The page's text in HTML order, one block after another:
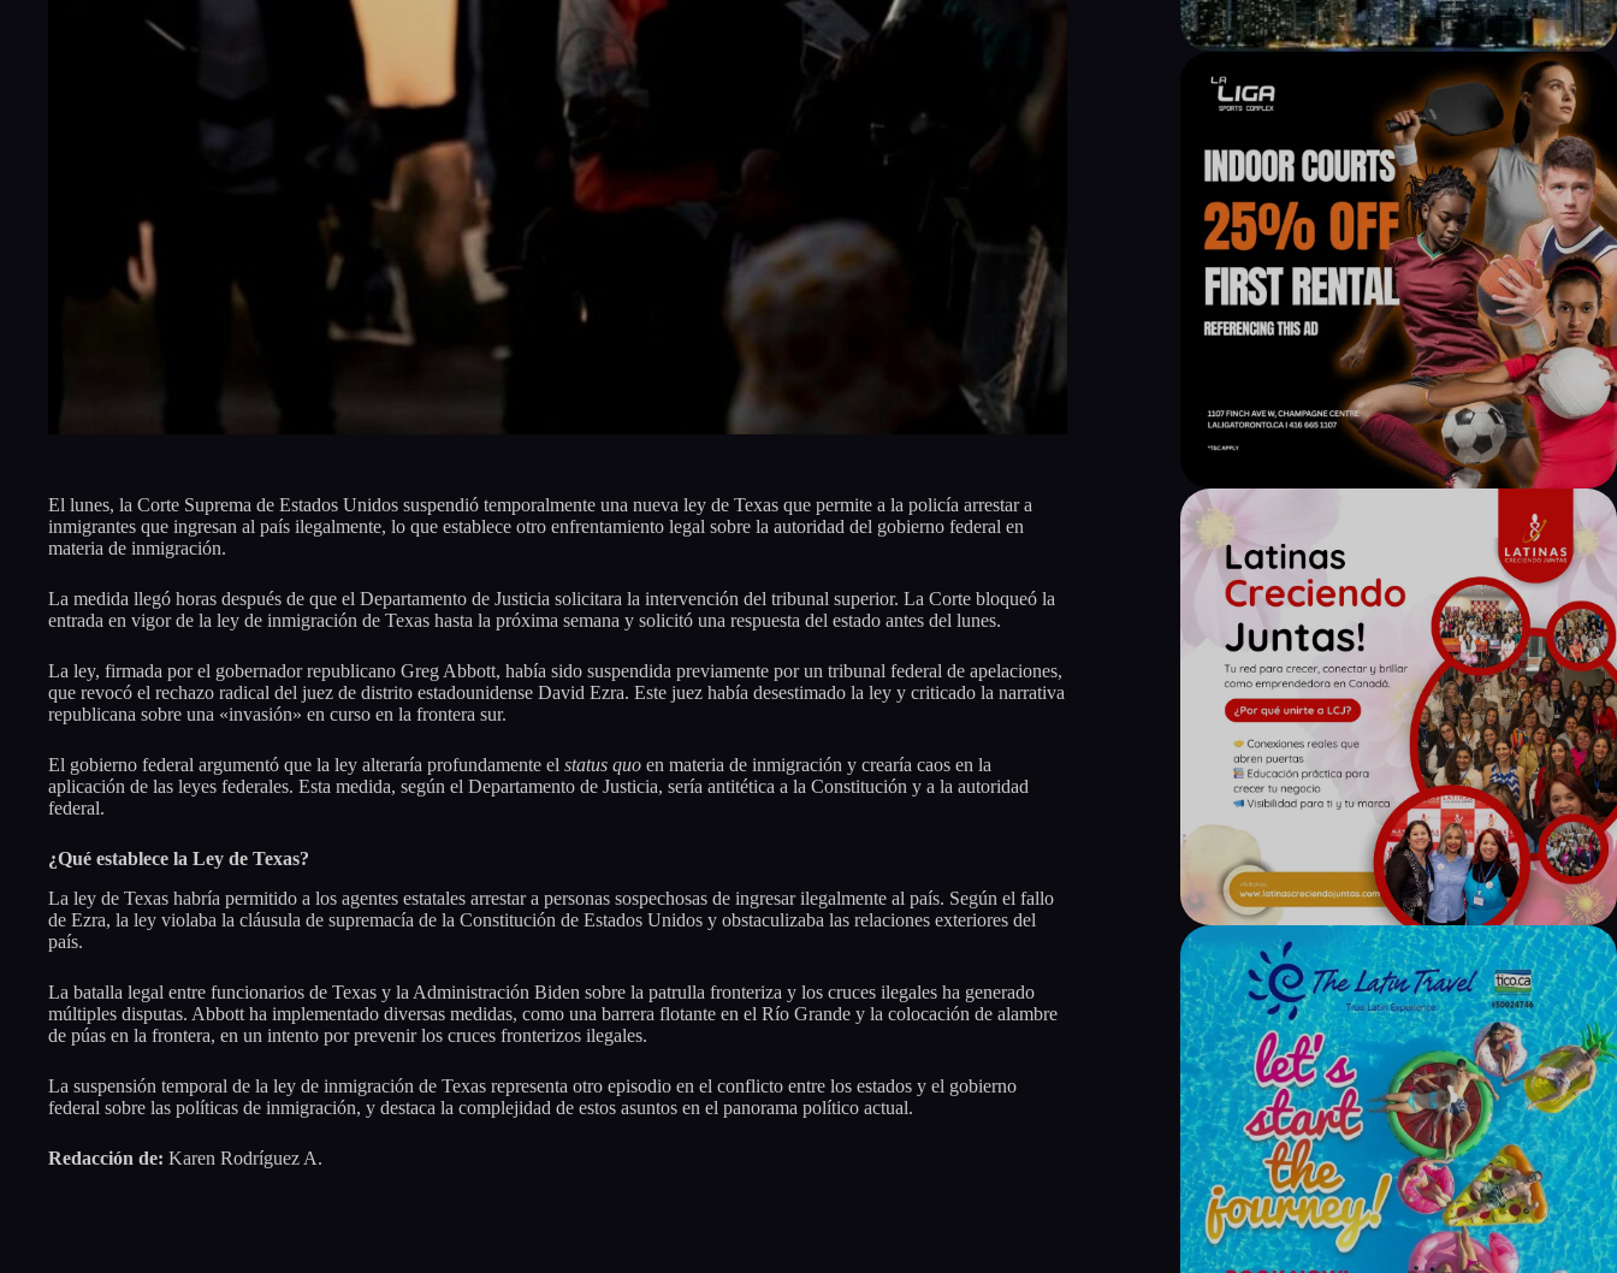
El lunes, la Corte Suprema de Estados Unidos suspendió temporalmente una nueva ley de Texas que permite a la policía arrestar a
inmigrantes que ingresan al país ilegalmente, lo que establece otro enfrentamiento legal sobre la autoridad del gobierno federal en
materia de inmigración.
La medida llegó horas después de que el Departamento de Justicia solicitara la intervención del tribunal superior. La Corte bloqueó la
entrada en vigor de la ley de inmigración de Texas hasta la próxima semana y solicitó una respuesta del estado antes del lunes.
La ley, firmada por el gobernador republicano Greg Abbott, había sido suspendida previamente por un tribunal federal de apelaciones,
que revocó el rechazo radical del juez de distrito estadounidense David Ezra. Este juez había desestimado la ley y criticado la narrativa
republicana sobre una «invasión» en curso en la frontera sur.
El gobierno federal argumentó que la ley alteraría profundamente el status quo en materia de inmigración y crearía caos en la
aplicación de las leyes federales. Esta medida, según el Departamento de Justicia, sería antitética a la Constitución y a la autoridad
federal.
¿Qué establece la Ley de Texas?
La ley de Texas habría permitido a los agentes estatales arrestar a personas sospechosas de ingresar ilegalmente al país. Según el fallo
de Ezra, la ley violaba la cláusula de supremacía de la Constitución de Estados Unidos y obstaculizaba las relaciones exteriores del
país.
La batalla legal entre funcionarios de Texas y la Administración Biden sobre la patrulla fronteriza y los cruces ilegales ha generado
múltiples disputas. Abbott ha implementado diversas medidas, como una barrera flotante en el Río Grande y la colocación de alambre
de púas en la frontera, en un intento por prevenir los cruces fronterizos ilegales.
La suspensión temporal de la ley de inmigración de Texas representa otro episodio en el conflicto entre los estados y el gobierno
federal sobre las políticas de inmigración, y destaca la complejidad de estos asuntos en el panorama político actual.
Redacción de: Karen Rodríguez A.